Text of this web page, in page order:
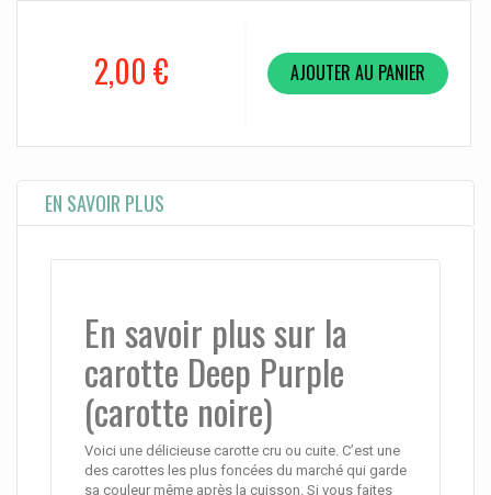
2,00 € AJOUTER AU PANIER
EN SAVOIR PLUS
En savoir plus sur la
carotte Deep Purple
(carotte noire)
Voici une délicieuse carotte cru ou cuite. C’est une
des carottes les plus foncées du marché qui garde
sa couleur même après la cuisson. Si vous faites